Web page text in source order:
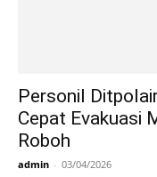
Personil
Cepat Evakuasi
Roboh
admin - 03/04/2026